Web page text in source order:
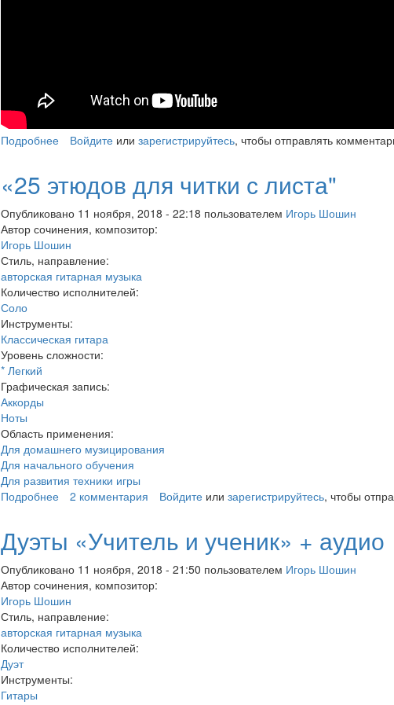
Подробнеео «Гитарная коллекция»
Войдитеили зарегистрируйтесь, чтобы отправлять
«25 этюдов для читки с листа"
Опубликовано 11 ноября, 2018 - 22:18 пользователем Игорь Шошин
Автор сочинения, композитор:
Игорь Шошин
Стиль, направление:
авторская гитарная музыка
Количество исполнителей:
Соло
Инструменты:
Классическая гитара
Уровень сложности:
* Легкий
Графическая запись:
Аккорды
Ноты
Область применения:
Для домашнего музицирования
Для начального обучения
Для развития техники игры
Подробнеео «25 этюдов для читки с листа"
2 комментария Войдитеили зарегистрируйтесь, чтобы
Дуэты «Учитель и ученик» + аудио
Опубликовано 11 ноября, 2018 - 21:50 пользователем Игорь Шошин
Автор сочинения, композитор:
Игорь Шошин
Стиль, направление:
авторская гитарная музыка
Количество исполнителей:
Дуэт
Инструменты:
Гитары